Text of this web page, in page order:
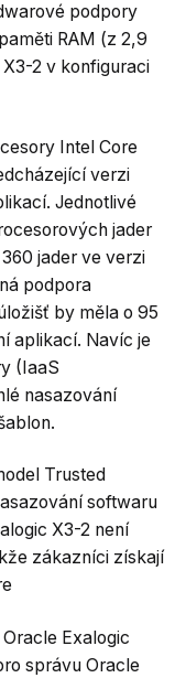
podpory
RAM (z 2,9
2 v konfiguraci
Intel Core
verzi
Jednotlivé
jader
jader ve verzi
podpora
by měla o 95
aplikací. Navíc je
(IaaS
nasazování
Trusted
softwaru
X3-2 není
zákazníci získají
Exalogic
správu Oracle